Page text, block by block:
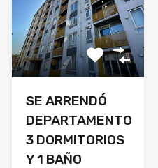
SE ARRENDÓ
DEPARTAMENTO
3 DORMITORIOS
Y 1 BAÑO